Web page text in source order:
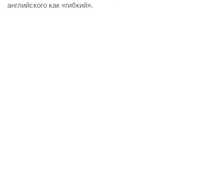
английского как «гибкий».